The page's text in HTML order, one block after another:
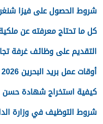
شروط الحصول على فيزا شنغن
كل ما تحتاج معرفته عن
التقديم على وظائف غرفة تجارة
أوقات عمل بريد البحرين 2026
كيفية استخراج شهادة حسن
شروط التوظيف في وزارة